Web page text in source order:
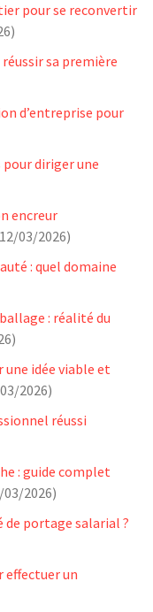
pour se reconvertir
sa première
d’entreprise pour
diriger une
encreur
03/2026)
: quel domaine
: réalité du
idée viable et
2026)
réussi
: guide complet
03/2026)
portage salarial ?
effectuer un